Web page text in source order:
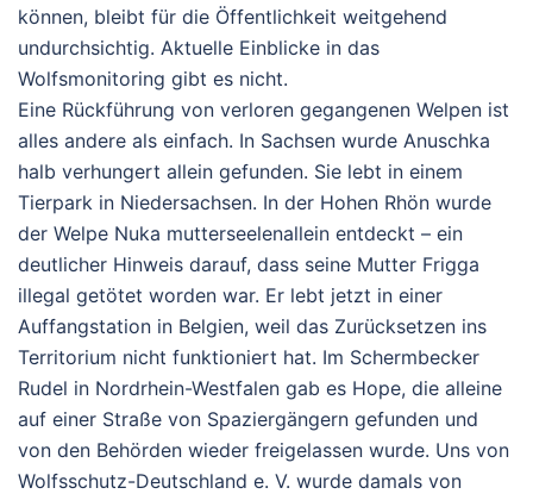
können, bleibt für die Öffentlichkeit weitgehend
undurchsichtig. Aktuelle Einblicke in das
Wolfsmonitoring gibt es nicht.
Eine Rückführung von verloren gegangenen Welpen ist
alles andere als einfach. In Sachsen wurde Anuschka
halb verhungert allein gefunden. Sie lebt in einem
Tierpark in Niedersachsen. In der Hohen Rhön wurde
der Welpe Nuka mutterseelenallein entdeckt – ein
deutlicher Hinweis darauf, dass seine Mutter Frigga
illegal getötet worden war. Er lebt jetzt in einer
Auffangstation in Belgien, weil das Zurücksetzen ins
Territorium nicht funktioniert hat. Im Schermbecker
Rudel in Nordrhein-Westfalen gab es Hope, die alleine
auf einer Straße von Spaziergängern gefunden und
von den Behörden wieder freigelassen wurde. Uns von
Wolfsschutz-Deutschland e. V. wurde damals von